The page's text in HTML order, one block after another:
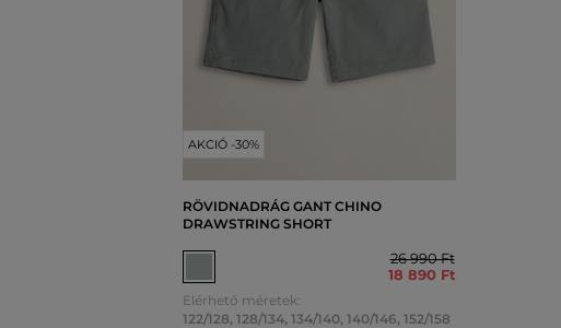
AKCIÓ -30%
RÖVIDNADRÁG GANT CHINO
DRAWSTRING SHORT
26 990 Ft
18 890 Ft
Elérhető méretek:
122/128, 128/134, 134/140, 140/146, 152/158